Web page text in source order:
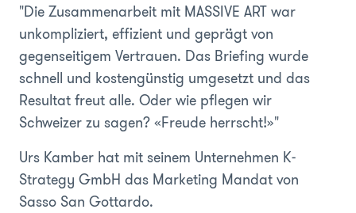
"Die Zusammenarbeit mit MASSIVE ART war
unkompliziert, effizient und geprägt von
gegenseitigem Vertrauen. Das Briefing wurde
schnell und kostengünstig umgesetzt und das
Resultat freut alle. Oder wie pflegen wir
Schweizer zu sagen? «Freude herrscht!»"
Urs Kamber hat mit seinem Unternehmen K-
Strategy GmbH das Marketing Mandat von
Sasso San Gottardo.